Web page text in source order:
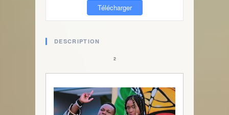
Télécharger
DESCRIPTION
²